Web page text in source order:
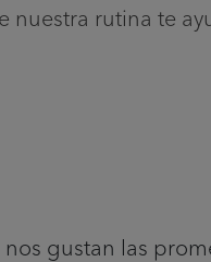
nuestra rutina te
nos gustan las